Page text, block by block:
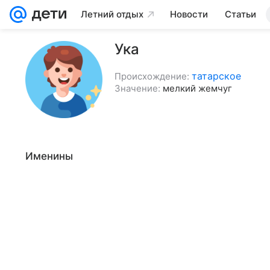
Летний отдых Новости Статьи
Ука
Происхождение: татарское
Значение: мелкий жемчуг
Именины